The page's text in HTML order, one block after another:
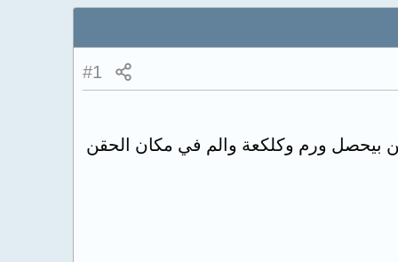
#1
بيحصل ورم وكلكعة والم في مكان الحقن